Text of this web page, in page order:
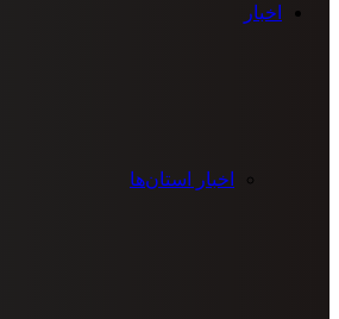
اخبار
اخبار استان‌ها